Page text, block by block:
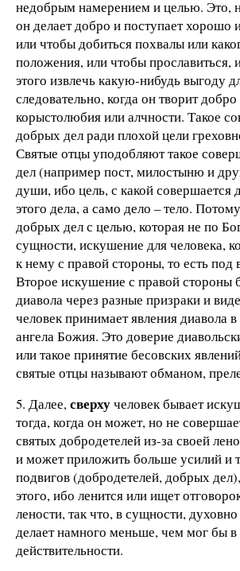
недобрым намерением и целью. Это,
он делает добро и поступает хорошо
или чтобы добиться похвалы или
положения, или чтобы прославиться,
этого извлечь какую-нибудь выгоду
следовательно, когда он творит
корыстолюбия или алчности. Такое
добрых дел ради плохой цели
Святые отцы уподобляют такое
дел (например пост, милостыню и
души, ибо цель, с какой совершается
этого дела, а само дело – тело.
добрых дел с целью, которая не по
сущности, искушение для человека,
к нему с правой стороны, то есть под
Второе искушение с правой стороны
диавола через разные призраки и
человек принимает явления диавола
ангела Божия. Это доверие
или такое принятие бесовских
святые отцы называют обманом,
5. Далее,сверхучеловек бывает
тогда, когда он может, но не
святых добродетелей из-за своей
и может приложить больше усилий и
подвигов (добродетелей, добрых
этого, ибо ленится или ищет
лености, так что, в сущности, духовно
делает намного меньше, чем мог бы в
действительности.